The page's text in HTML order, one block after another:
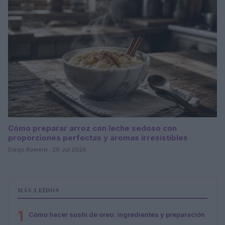
Cómo preparar arroz con leche sedoso con
proporciones perfectas y aromas irresistibles
Diego Romero · 26 Jul 2026
MÁS LEÍDOS
1 Cómo hacer sushi de oreo: ingredientes y preparación